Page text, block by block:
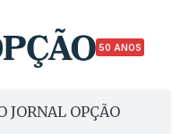
50 ANOS
JORNAL OPÇÃO